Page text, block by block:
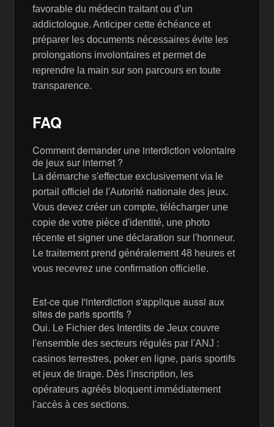
favorable du médecin traitant ou d’un
addictologue. Anticiper cette échéance et
préparer les documents nécessaires évite les
prolongations involontaires et permet de
reprendre la main sur son parcours en toute
transparence.
FAQ
Comment demander une interdiction volontaire
de jeux sur internet ?
La démarche s'effectue exclusivement via le
portail officiel de l'Autorité nationale des jeux.
Vous devez créer un compte, télécharger une
copie de votre pièce d'identité, une photo
récente et signer une déclaration sur l'honneur.
Le traitement prend généralement 48 heures et
vous recevrez une confirmation officielle.
Est-ce que l'interdiction s'applique aussi aux
sites de paris sportifs ?
Oui. Le Fichier des Interdits de Jeux couvre
l'ensemble des secteurs régulés par l'ANJ :
casinos terrestres, poker en ligne, paris sportifs
et jeux de tirage. Dès l'inscription, les
opérateurs agréés bloquent immédiatement
l'accès à ces sections.